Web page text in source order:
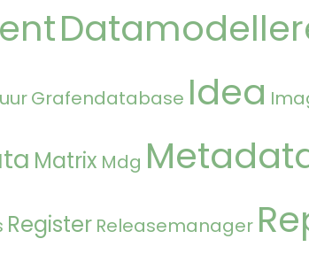
Grafendatabase Idea
Matrix Mdg
Register Releasemanager